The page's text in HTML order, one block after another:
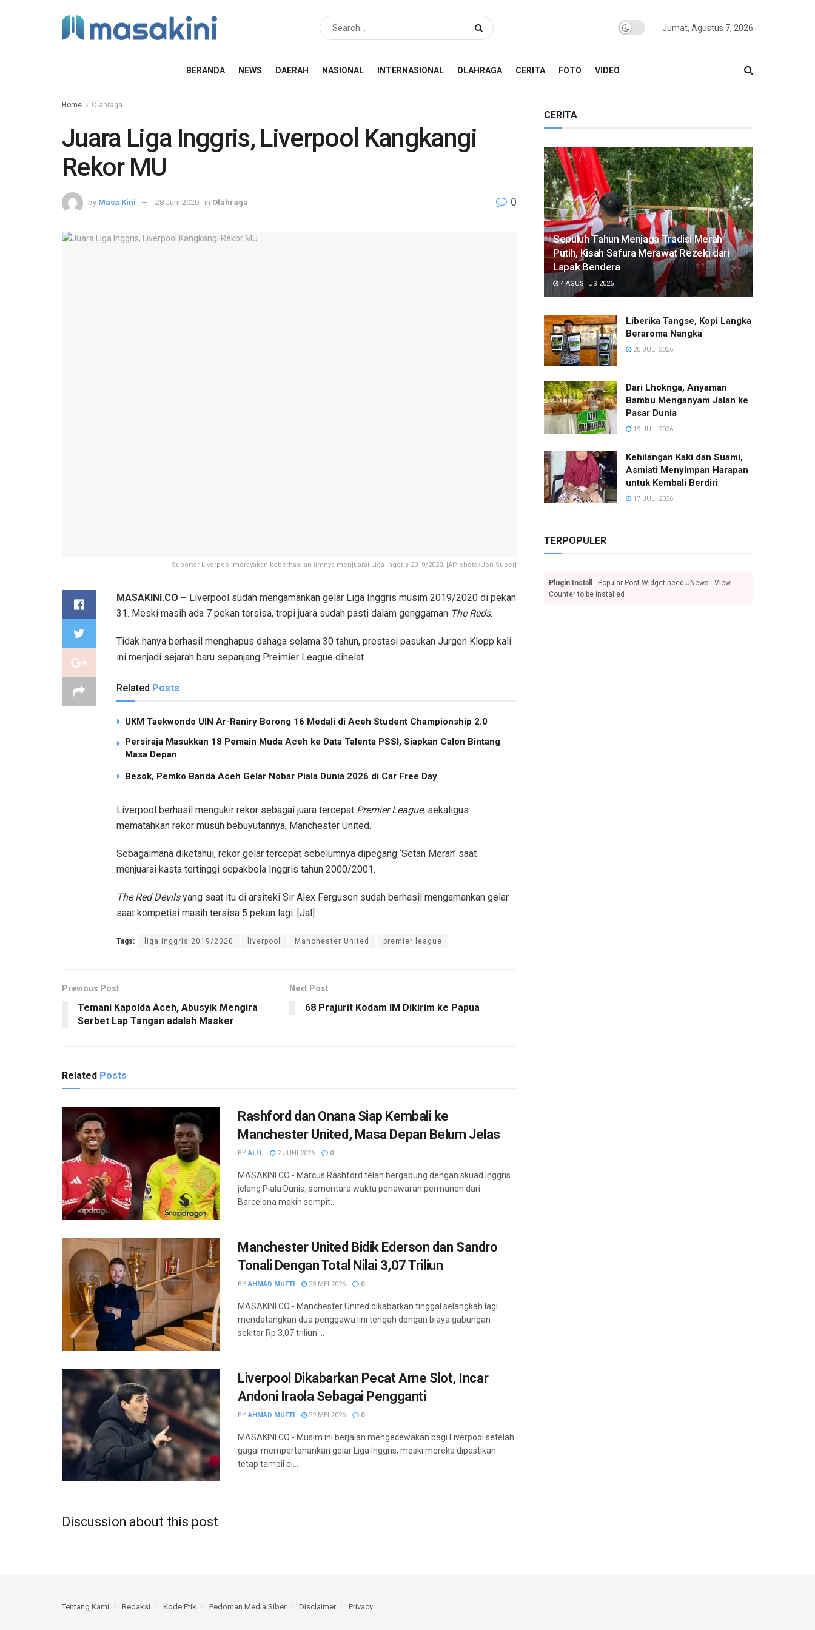
Jumat, Agustus 7, 2026
BERANDA NEWS DAERAH NASIONAL INTERNASIONAL OLAHRAGA CERITA FOTO VIDEO
Home Olahraga
Juara Liga Inggris, Liverpool Kangkangi
Rekor MU
by Masa Kini 28 Juni 2020 in Olahraga 0
Suporter Liverpool merayakan keberhasilan timnya menjuarai Liga Inggris 2019/2020. [AP photo/Jon Super]
MASAKINI.CO – Liverpool sudah mengamankan gelar Liga Inggris musim 2019/2020 di pekan
31. Meski masih ada 7 pekan tersisa, tropi juara sudah pasti dalam genggaman The Reds.
Tidak hanya berhasil menghapus dahaga selama 30 tahun, prestasi pasukan Jurgen Klopp kali
ini menjadi sejarah baru sepanjang Preimier League dihelat.
Related Posts
UKM Taekwondo UIN Ar-Raniry Borong 16 Medali di Aceh Student Championship 2.0
Persiraja Masukkan 18 Pemain Muda Aceh ke Data Talenta PSSI, Siapkan Calon Bintang
Masa Depan
Besok, Pemko Banda Aceh Gelar Nobar Piala Dunia 2026 di Car Free Day
Liverpool berhasil mengukir rekor sebagai juara tercepat Premier League, sekaligus
mematahkan rekor musuh bebuyutannya, Manchester United.
Sebagaimana diketahui, rekor gelar tercepat sebelumnya dipegang ‘Setan Merah’ saat
menjuarai kasta tertinggi sepakbola Inggris tahun 2000/2001.
The Red Devilsyang saat itu di arsiteki Sir Alex Ferguson sudah berhasil mengamankan gelar
saat kompetisi masih tersisa 5 pekan lagi. [Jal]
Tags: liga inggris 2019/2020 liverpool Manchester United premier league
Previous Post
Temani Kapolda Aceh, Abusyik Mengira
Serbet Lap Tangan adalah Masker
Next Post
68 Prajurit Kodam IM Dikirim ke Papua
Related Posts
Rashford dan Onana Siap Kembali ke
Manchester United, Masa Depan Belum Jelas
BY ALI L 2 JUNI 2026 0
MASAKINI.CO - Marcus Rashford telah bergabung dengan skuad Inggris
jelang Piala Dunia, sementara waktu penawaran permanen dari
Barcelona makin sempit....
Manchester United Bidik Ederson dan Sandro
Tonali Dengan Total Nilai 3,07 Triliun
BY AHMAD MUFTI 23 MEI 2026 0
MASAKINI.CO - Manchester United dikabarkan tinggal selangkah lagi
mendatangkan dua penggawa lini tengah dengan biaya gabungan
sekitar Rp 3,07 triliun....
Liverpool Dikabarkan Pecat Arne Slot, Incar
Andoni Iraola Sebagai Pengganti
BY AHMAD MUFTI 22 MEI 2026 0
MASAKINI.CO - Musim ini berjalan mengecewakan bagi Liverpool setelah
gagal mempertahankan gelar Liga Inggris, meski mereka dipastikan
tetap tampil di...
Discussion about this post
CERITA
Sepuluh Tahun Menjaga Tradisi Merah
Putih, Kisah Safura Merawat Rezeki dari
Lapak Bendera
4 AGUSTUS 2026
Liberika Tangse, Kopi Langka
Beraroma Nangka
20 JULI 2026
Dari Lhoknga, Anyaman
Bambu Menganyam Jalan ke
Pasar Dunia
19 JULI 2026
Kehilangan Kaki dan Suami,
Asmiati Menyimpan Harapan
untuk Kembali Berdiri
17 JULI 2026
TERPOPULER
Plugin Install
: Popular Post Widget need JNews - View
Counter to be installed
Tentang Kami Redaksi Kode Etik Pedoman Media Siber Disclaimer Privacy